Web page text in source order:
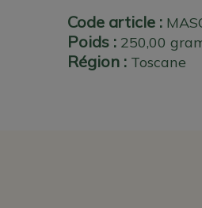
Code article :
Poids : 250,00
Région : Toscane